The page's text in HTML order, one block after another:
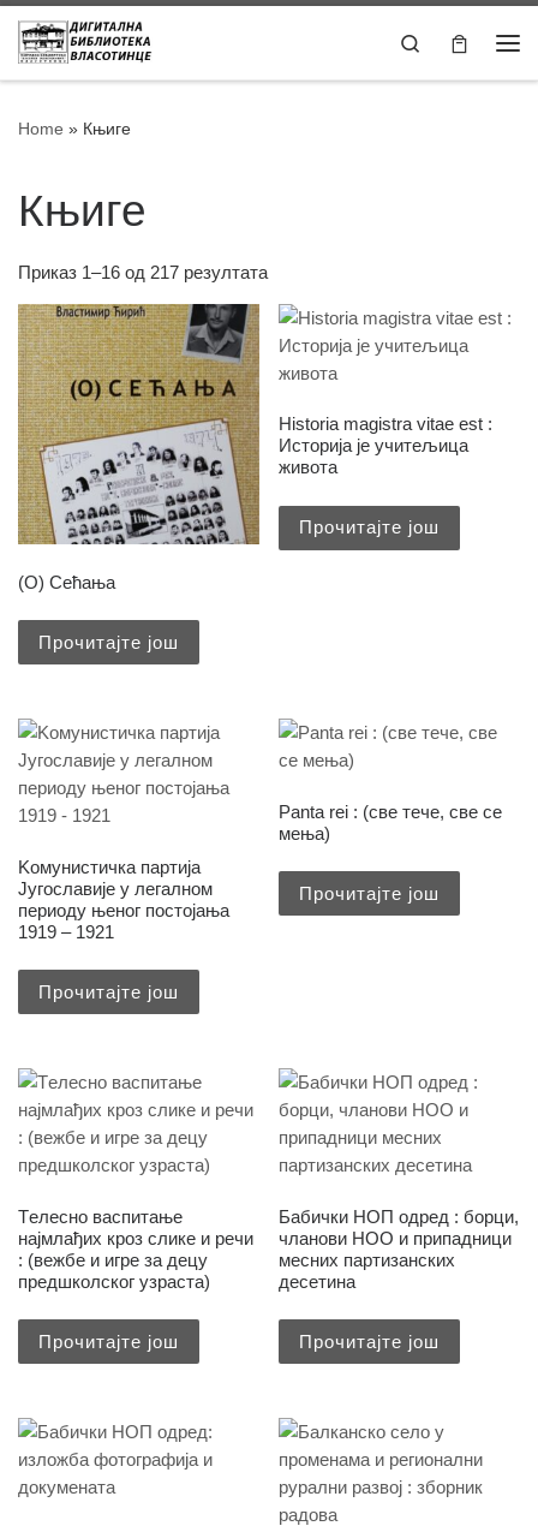
Skip to content Search
Home » Књиге
Књиге
Приказ 1–16 од 217 резултата
(О) Сећања
Прочитајте још
Historia magistra vitae est :
Историја је учитељица
живота
Прочитајте још
Kомунистичка партија
Југославије у легалном
периоду њеног постојања
1919 – 1921
Прочитајте још
Panta rei : (све тече, све се
мења)
Прочитајте још
Tелесно васпитање
најмлађих кроз слике и речи
: (вежбе и игре за децу
предшколског узраста)
Прочитајте још
Бабички НОП одред : борци,
чланови НОО и припадници
месних партизанских
десетина
Прочитајте још